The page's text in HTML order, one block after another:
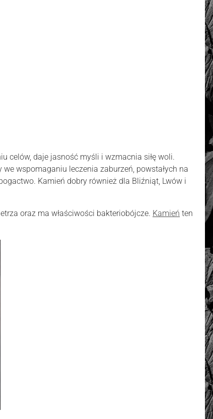
celów, daje jasność myśli i wzmacnia siłę woli.
wspomaganiu leczenia zaburzeń, powstałych na
Kamień dobry również dla Bliźniąt, Lwów i
oraz ma właściwości bakteriobójcze. Kamień ten